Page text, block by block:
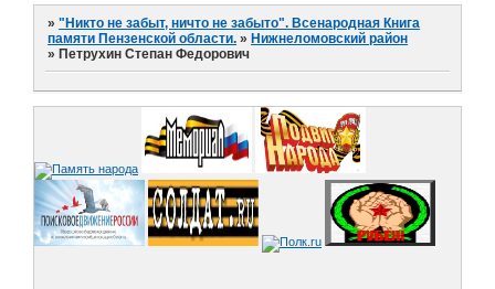
»"Никто не забыт, ничто не забыто". Всенародная Книга
памяти Пензенской области. » Нижнеломовский район
» Петрухин Степан Федорович